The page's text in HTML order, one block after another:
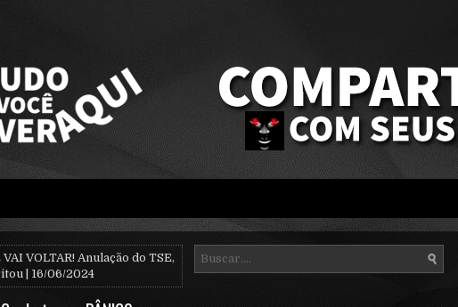
VAI VOLTAR! Anulação do TSE,
| 16/06/2024